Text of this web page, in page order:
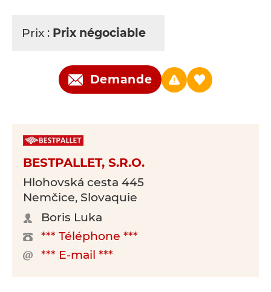
Prix : Prix négociable
Demande
BESTPALLET, S.R.O.
Hlohovská cesta 445
Nemčice, Slovaquie
Boris Luka
*** Téléphone ***
*** E-mail ***